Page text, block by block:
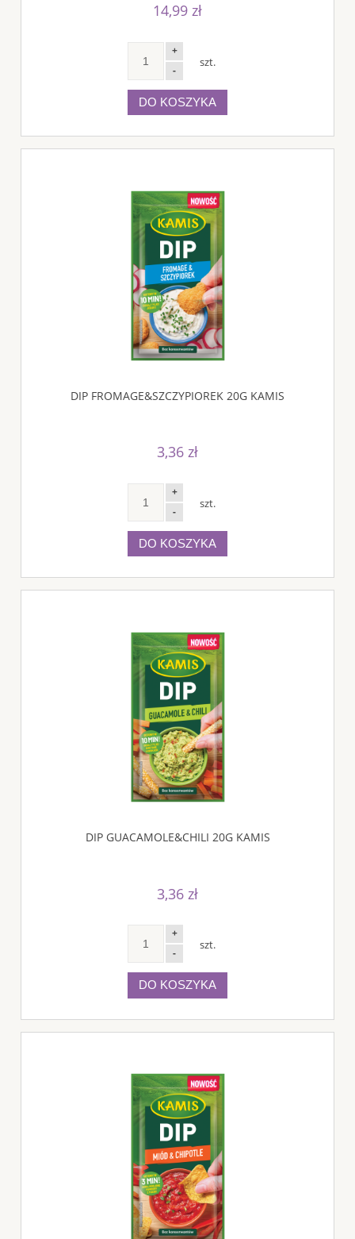
14,99 zł
+
-
szt.
DO KOSZYKA
DIP FROMAGE&SZCZYPIOREK 20G KAMIS
3,36 zł
+
-
szt.
DO KOSZYKA
DIP GUACAMOLE&CHILI 20G KAMIS
3,36 zł
+
-
szt.
DO KOSZYKA